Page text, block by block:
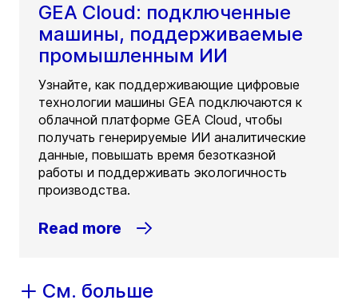
GEA Cloud: подключенные
машины, поддерживаемые
промышленным ИИ
Узнайте, как поддерживающие цифровые
технологии машины GEA подключаются к
облачной платформе GEA Cloud, чтобы
получать генерируемые ИИ аналитические
данные, повышать время безотказной
работы и поддерживать экологичность
производства.
Read more
См. больше